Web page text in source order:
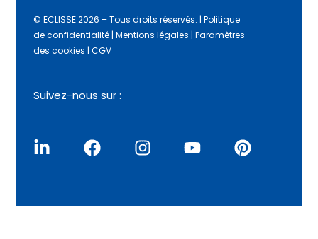
© ECLISSE 2026 – Tous droits réservés. |Politique
de confidentialité |Mentions légales |Paramètres
des cookies |CGV
Suivez-nous sur :